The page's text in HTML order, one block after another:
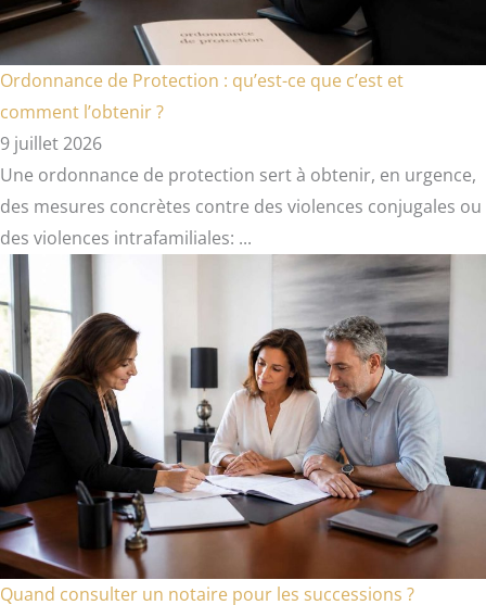
Ordonnance de Protection : qu’est-ce que c’est et
comment l’obtenir ?
9 juillet 2026
Une ordonnance de protection sert à obtenir, en urgence,
des mesures concrètes contre des violences conjugales ou
des violences intrafamiliales: ...
Quand consulter un notaire pour les successions ?